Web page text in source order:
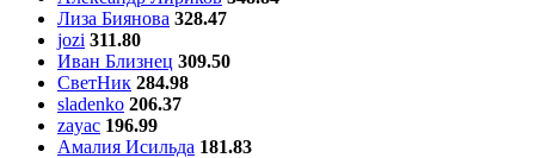
Лиза Биянова 328.47
jozi 311.80
Иван Близнец 309.50
СветНик 284.98
sladenko 206.37
zayac 196.99
Амалия Исильда 181.83